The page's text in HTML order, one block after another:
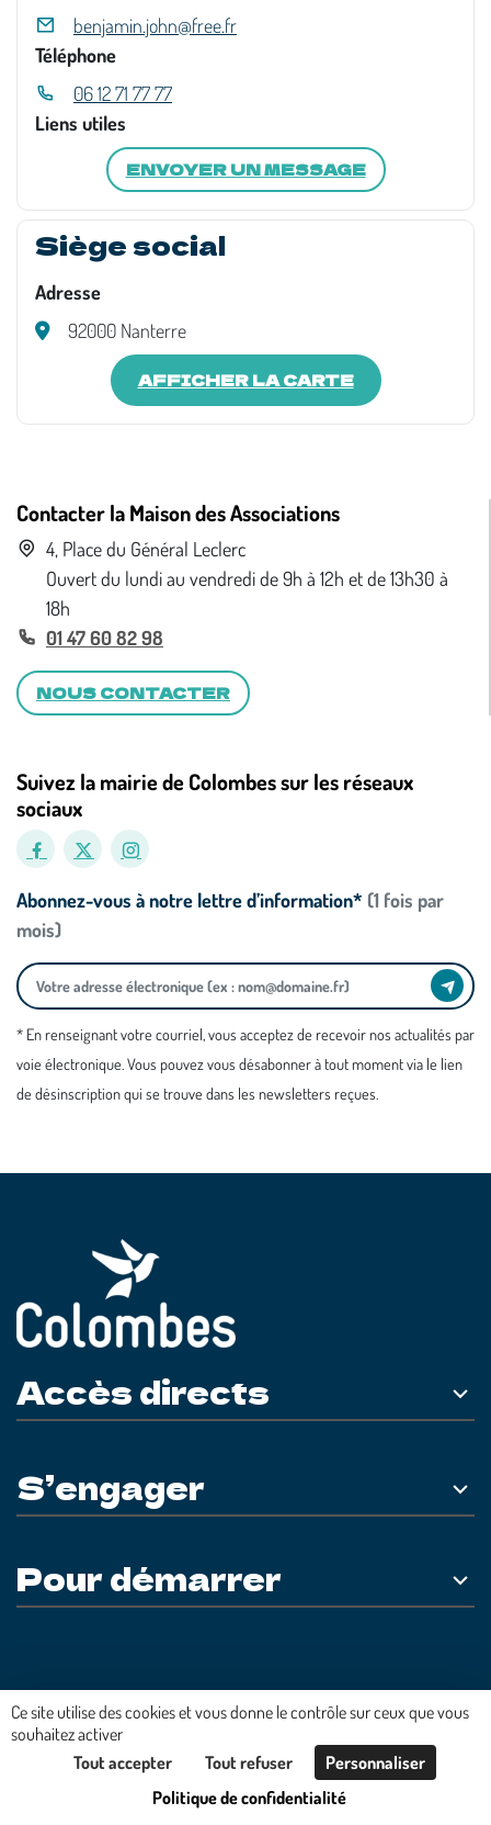
benjamin.john@free.fr
Téléphone
06 12 71 77 77
Liens utiles
ENVOYER UN MESSAGE
Siège social
Adresse
92000 Nanterre
AFFICHER LA CARTE
Contacter la Maison des Associations
4, Place du Général Leclerc
Ouvert du lundi au vendredi de 9h à 12h et de 13h30 à
18h
01 47 60 82 98
NOUS CONTACTER
Suivez la mairie de Colombes sur les réseaux
sociaux
Abonnez-vous à notre lettre d’information* (1 fois par
mois)
* En renseignant votre courriel, vous acceptez de recevoir nos actualités par
voie électronique. Vous pouvez vous désabonner à tout moment via le lien
de désinscription qui se trouve dans les newsletters reçues.
Accès directs
S’engager
Pour démarrer
Plateforme développée en France parHACKTIV
Ce site utilise des cookies et vous donne le contrôle sur ceux que vous
souhaitez activer
Tout accepter
Tout refuser
Personnaliser
Politique de confidentialité